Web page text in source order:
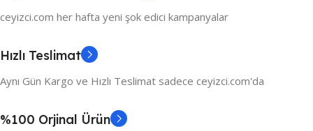
ceyizci.com her hafta yeni şok edici kampanyalar
Hızlı Teslimat
Aynı Gün Kargo ve Hızlı Teslimat sadece ceyizci.com'da
%100 Orjinal Ürün